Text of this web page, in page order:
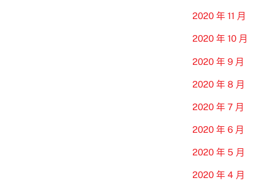
2020 年 11 月
2020 年 10 月
2020 年 9 月
2020 年 8 月
2020 年 7 月
2020 年 6 月
2020 年 5 月
2020 年 4 月